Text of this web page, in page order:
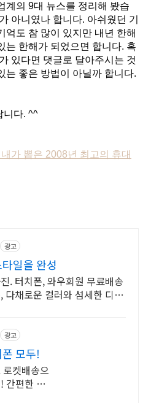
계의 9대 뉴스를 정리해 봤습
아니였나 합니다. 아쉬웠던 기
억도 참 많이 있지만 내년 한해
는 한해가 되었으면 합니다. 혹
있다면 댓글로 달아주시는 것
는 좋은 방법이 아닐까 합니다.
니다. ^^
가 뽑은 2008년 최고의 휴대
광고
일을 완성
. 터치폰, 와우회원 무료배송
다채로운 컬러와 섬세한 디자
광고
모두!
켓배송으
간편한 사